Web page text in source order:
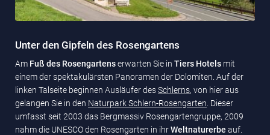
Unter den Gipfeln des Rosengartens
Am Fuß des Rosengartenserwarten Sie in Tiers Hotels mit
einem der spektakulärsten Panoramen der Dolomiten. Auf der
linken Talseite beginnen Ausläufer desSchlerns, von hier aus
gelangen Sie in den Naturpark Schlern-Rosengarten . Dieser
umfasst seit 2003 das Bergmassiv Rosengartengruppe, 2009
nahm die UNESCO den Rosengarten in ihrWeltnaturerbe auf.